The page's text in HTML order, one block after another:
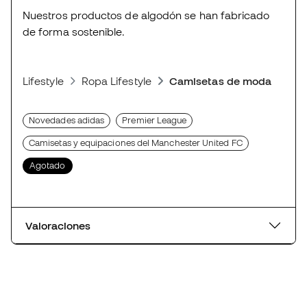
Nuestros productos de algodón se han fabricado
de forma sostenible.
Lifestyle Ropa Lifestyle Camisetas de moda
Novedades adidas Premier League
Camisetas y equipaciones del Manchester United FC
Agotado
Valoraciones